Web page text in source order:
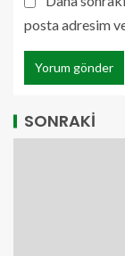
posta adresim
SONRAKİ